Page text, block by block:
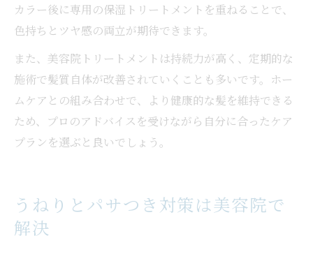
カラー後に専用の保湿トリートメントを重ねることで、
色持ちとツヤ感の両立が期待できます。
また、美容院トリートメントは持続力が高く、定期的な
施術で髪質自体が改善されていくことも多いです。ホー
ムケアとの組み合わせで、より健康的な髪を維持できる
ため、プロのアドバイスを受けながら自分に合ったケア
プランを選ぶと良いでしょう。
うねりとパサつき対策は美容院で
解決